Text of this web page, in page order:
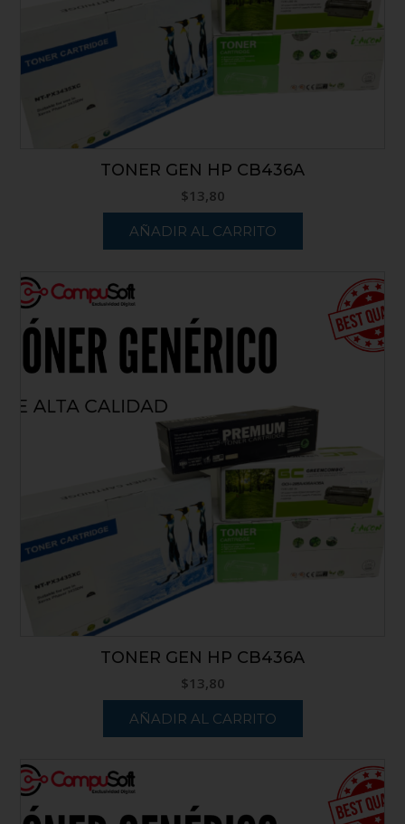
TONER GEN HP CB436A
$13,80
AÑADIR AL CARRITO
TONER GEN HP CB436A
$13,80
AÑADIR AL CARRITO